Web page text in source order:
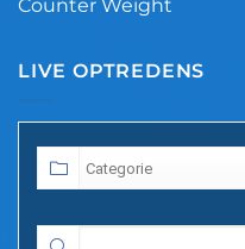
Counter Weight
LIVE OPTREDENS